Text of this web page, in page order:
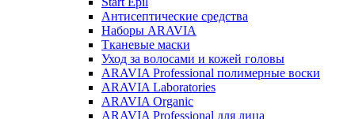
Антисептические средства
Наборы ARAVIA
Тканевые маски
Уход за волосами и кожей головы
ARAVIA Professional полимерные воски
ARAVIA Laboratories
ARAVIA Organic
ARAVIA Professional для лица